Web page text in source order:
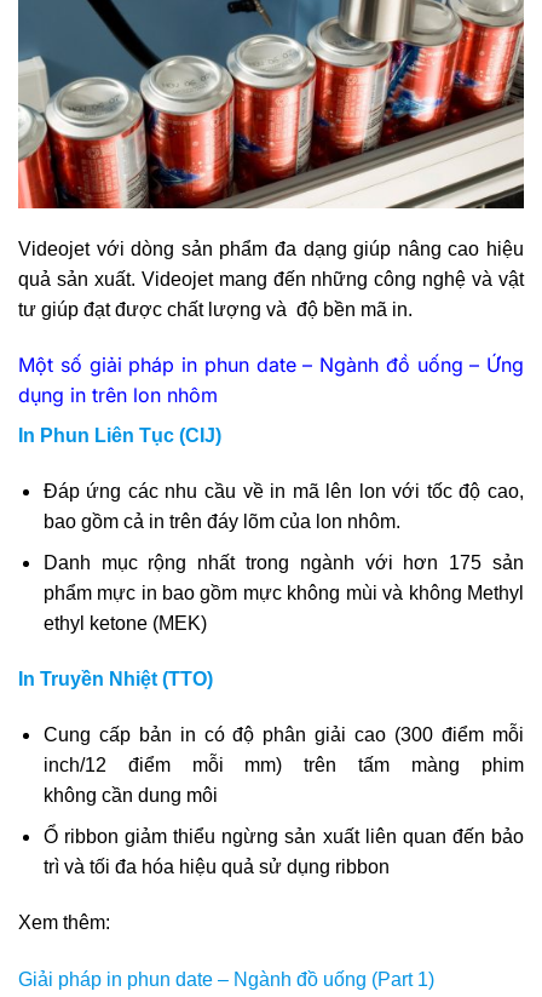
Videojet với dòng sản phẩm đa dạng giúp nâng cao hiệu
quả sản xuất. Videojet mang đến những công nghệ và vật
tư giúp đạt được chất lượng và độ bền mã in.
Một số giải pháp in phun date – Ngành đồ uống – Ứng
dụng in trên lon nhôm
In Phun Liên Tục (CIJ)
Đáp ứng các nhu cầu về in mã lên lon với tốc độ cao,
bao gồm cả in trên đáy lõm của lon nhôm.
Danh mục rộng nhất trong ngành với hơn 175 sản
phẩm mực in bao gồm mực không mùi và không Methyl
ethyl ketone (MEK)
In Truyền Nhiệt (TTO)
Cung cấp bản in có độ phân giải cao (300 điểm mỗi
inch/12 điểm mỗi mm) trên tấm màng phim
không cần dung môi
Ổ ribbon giảm thiểu ngừng sản xuất liên quan đến bảo
trì và tối đa hóa hiệu quả sử dụng ribbon
Xem thêm:
Giải pháp in phun date – Ngành đồ uống (Part 1)